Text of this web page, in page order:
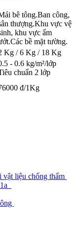
bê tông.Ban công,
thượng.Khu vực vệ
khu vực ẩm
bề mặt tường.
Kg / 6 Kg / 18 Kg
- 0.6 kg/m²/lớp
chuẩn 2 lớp
đ/1Kg
liệu chống thấm